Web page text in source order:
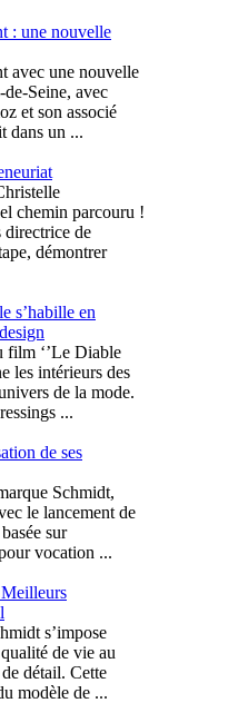
: une nouvelle
avec une nouvelle
Seine, avec
et son associé
dans un ...
chemin parcouru !
directrice de
démontrer
s’habille en
film ‘’Le Diable
les intérieurs des
de la mode.
...
de ses
Schmidt,
le lancement de
sur
vocation ...
s’impose
de vie au
détail. Cette
modèle de ...